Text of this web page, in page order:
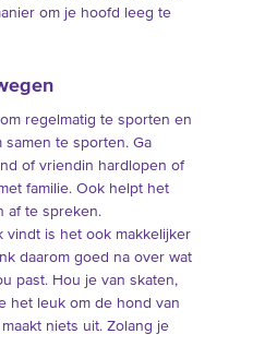
om je hoofd leeg te
regelmatig te sporten en
te sporten. Ga
of vriendin hardlopen of
familie. Ook helpt het
af te spreken.
vindt is het ook makkelijker
daarom goed na over wat
past. Hou je van skaten,
het leuk om de hond van
niets uit. Zolang je